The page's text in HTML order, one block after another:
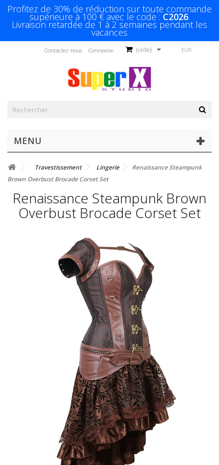
Profitez de 30% de réduction sur toute commande
supérieure à 100 € avec le code : C2026.
Livraison retardée de 1 à 2 semaines pendant les
vacances
EUR
(vide)
Connexion
Contactez-nous
MENU
Travestissement Lingerie
Renaissance Steampunk
Brown Overbust Brocade Corset Set
Renaissance Steampunk Brown
Overbust Brocade Corset Set